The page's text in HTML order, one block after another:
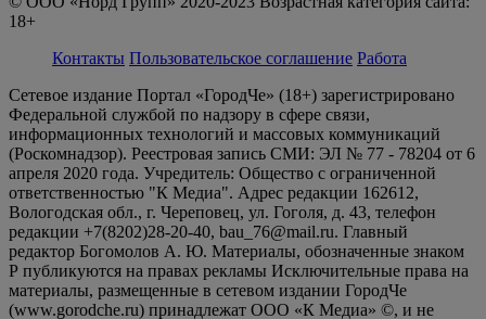
18+
Контакты Пользовательское соглашение Работа
Сетевое издание Портал «ГородЧе» (18+) зарегистрировано
Федеральной службой по надзору в сфере связи,
информационных технологий и массовых коммуникаций
(Роскомнадзор). Реестровая запись СМИ: ЭЛ № 77 - 78204 от 6
апреля 2020 года. Учредитель: Общество с ограниченной
ответственностью "К Медиа". Адрес редакции 162612,
Вологодская обл., г. Череповец, ул. Гоголя, д. 43, телефон
редакции +7(8202)28-20-40, bau_76@mail.ru. Главный
редактор Богомолов А. Ю. Материалы, обозначенные знаком
Р публикуются на правах рекламы Исключительные права на
материалы, размещенные в сетевом издании ГородЧе
(www.gorodche.ru) принадлежат ООО «К Медиа» ©, и не